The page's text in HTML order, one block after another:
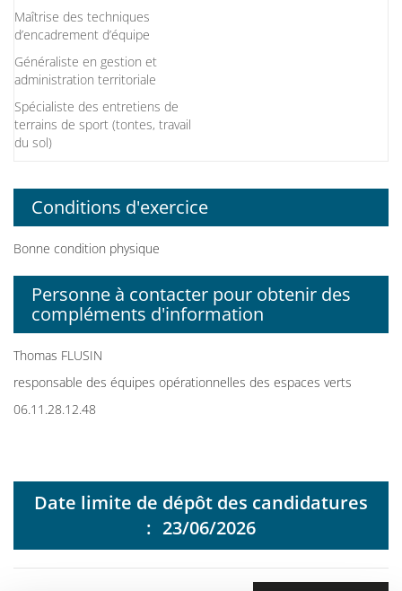
Maîtrise des techniques
d’encadrement d’équipe
Généraliste en gestion et
administration territoriale
Spécialiste des entretiens de
terrains de sport (tontes, travail
du sol)
Conditions d'exercice
Bonne condition physique
Personne à contacter pour obtenir des
compléments d'information
Thomas FLUSIN
responsable des équipes opérationnelles des espaces verts
06.11.28.12.48
Date limite de dépôt des candidatures
: 23/06/2026